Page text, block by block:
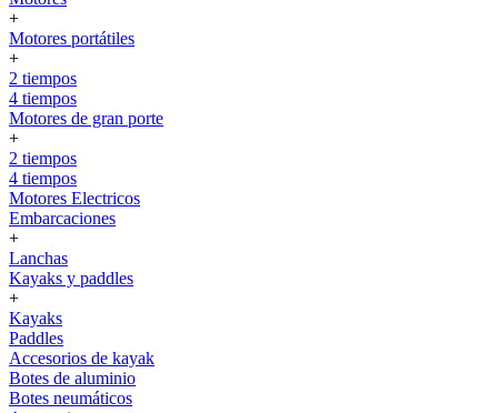
+
Motores portátiles
+
2 tiempos
4 tiempos
Motores de gran porte
+
2 tiempos
4 tiempos
Motores Electricos
Embarcaciones
+
Lanchas
Kayaks y paddles
+
Kayaks
Paddles
Accesorios de kayak
Botes de aluminio
Botes neumáticos